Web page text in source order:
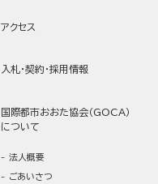
アクセス
入札・契約・採用情報
国際都市おおた協会（GOCA）
について
法人概要
ごあいさつ